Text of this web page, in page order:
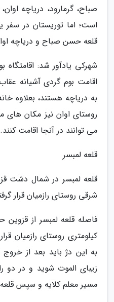
صباح، گرمارود، دریاچه
است؛ اما توریستان در سفر
قلعه حسن صباح و دریاچه
شهرکی یادآور شد: اقامتگاه
اقامت بوم گردی آشیانه
به دریاچه هستند، بعلاوه
روستای اوان نیز مکان
می توانند در آنجا اقامت کنند.
قلعه لمبسر
قلعه لمبسر در شمال دشت
شرقی روستای رازمیان قرار
کیلومتری روستای رازمیان
به این دژ باید بعد از
زیبای الموت شوید و در دو
مسیر معلم کلایه و سپس